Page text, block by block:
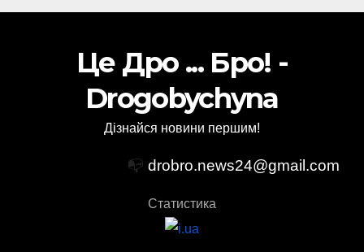
Це Дро ... Бро! -
Drogobychyna
Дізнайся новини першим!
📭 drobro.news24@gmail.com
Статистика